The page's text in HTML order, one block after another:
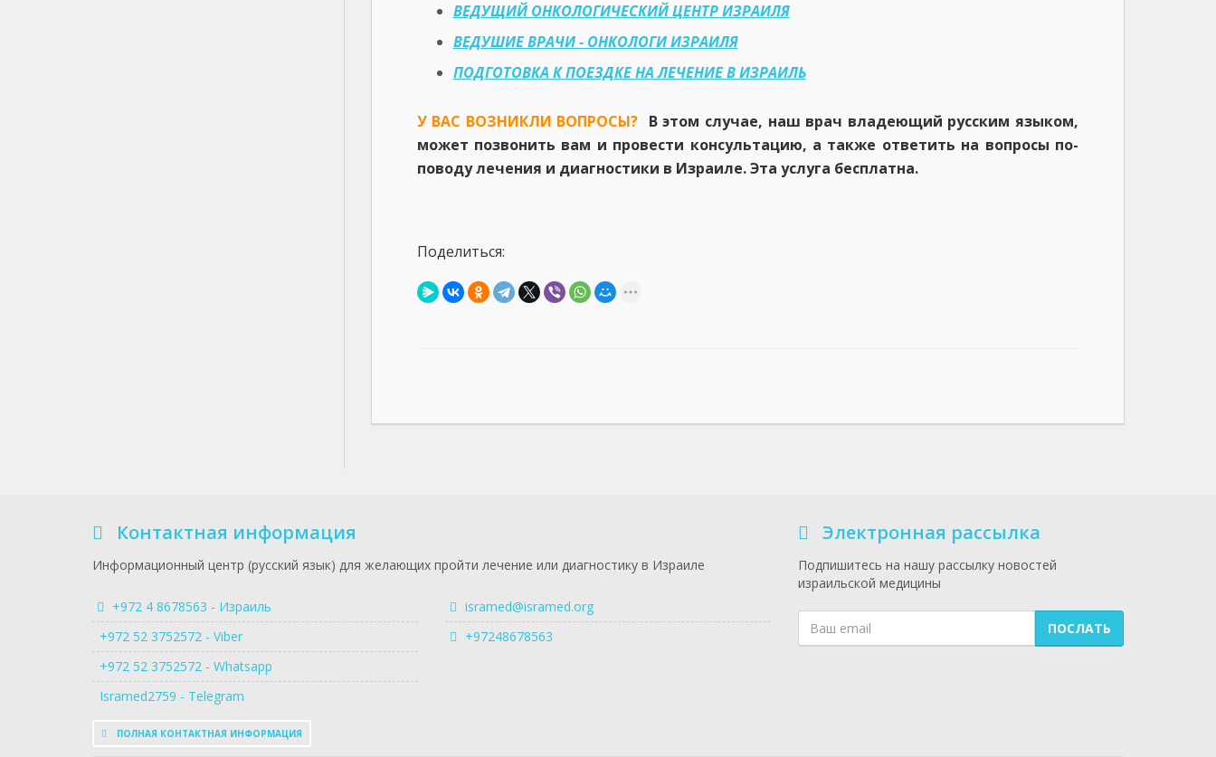
ВЕДУЩИЙ ОНКОЛОГИЧЕСКИЙ ЦЕНТР ИЗРАИЛЯ
ВЕДУШИЕ ВРАЧИ - ОНКОЛОГИ ИЗРАИЛЯ
ПОДГОТОВКА К ПОЕЗДКЕ НА ЛЕЧЕНИЕ В ИЗРАИЛЬ
У ВАС ВОЗНИКЛИ ВОПРОСЫ? В этом случае, наш врач владеющий русским языком,
может позвонить вам и провести консультацию, а также ответить на вопросы по-
поводу лечения и диагностики в Израиле. Эта услуга бесплатна.
Поделиться:
Контактная информация
Информационный центр (русский язык) для желающих пройти лечение или диагностику в Израиле
+972 4 8678563 - Израиль
+972 52 3752572 - Viber
+972 52 3752572 - Whatsapp
Isramed2759 - Telegram
isramed@isramed.org
+97248678563
ПОЛНАЯ КОНТАКТНАЯ ИНФОРМАЦИЯ
Электронная рассылка
Подпишитесь на нашу рассылку новостей
израильской медицины
ПОСЛАТЬ